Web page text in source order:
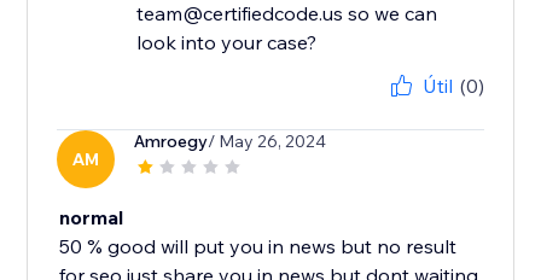
team@certifiedcode.us so we can
look into your case?
Útil (0)
AM
Amroegy/ May 26, 2024
normal
50 % good will put you in news but no result